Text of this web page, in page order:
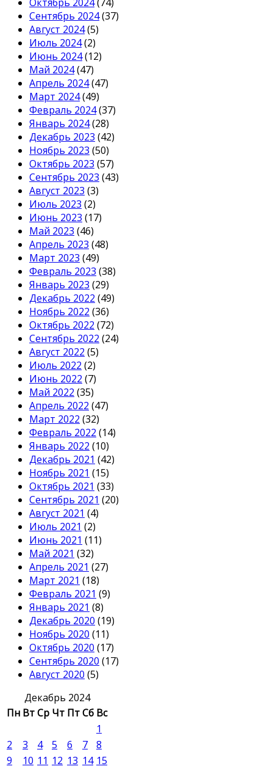
Сентябрь 2024(37)
Август 2024(5)
Июль 2024(2)
Июнь 2024(12)
Май 2024(47)
Апрель 2024(47)
Март 2024(49)
Февраль 2024(37)
Январь 2024(28)
Декабрь 2023 (42)
Ноябрь 2023 (50)
Октябрь 2023 (57)
Сентябрь 2023 (43)
Август 2023 (3)
Июль 2023 (2)
Июнь 2023 (17)
Май 2023 (46)
Апрель 2023 (48)
Март 2023 (49)
Февраль 2023 (38)
Январь 2023 (29)
Декабрь 2022 (49)
Ноябрь 2022 (36)
Октябрь 2022 (72)
Сентябрь 2022 (24)
Август 2022 (5)
Июль 2022 (2)
Июнь 2022 (7)
Май 2022 (35)
Апрель 2022 (47)
Март 2022 (32)
Февраль 2022 (14)
Январь 2022 (10)
Декабрь 2021 (42)
Ноябрь 2021 (15)
Октябрь 2021 (33)
Сентябрь 2021 (20)
Август 2021 (4)
Июль 2021 (2)
Июнь 2021 (11)
Май 2021 (32)
Апрель 2021 (27)
Март 2021 (18)
Февраль 2021 (9)
Январь 2021 (8)
Декабрь 2020 (19)
Ноябрь 2020 (11)
Октябрь 2020 (17)
Сентябрь 2020 (17)
Август 2020 (5)
Декабрь 2024
Пн ВтСр Чт ПтСб Вс
1
2
3 4 5 6 7
8
9
10 11 12 13 14 15